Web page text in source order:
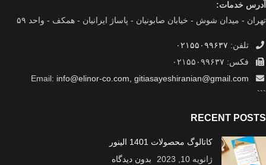
آدرس خدمات:
تهران - میدان شوش - خیابان صابونیان - پاساژ ایرانیان - همکف - واحد ۵۹
تلفن: ۰۲۱۵۵۰۹۹۶۳۷
فکس: ۰۲۱۵۵۰۹۹۶۳۷
info@elinor-co.com, gitiasayeshiranian@gmail.com
```
RECENT POSTS
کاتالوگ محصولات 1401 الینور
ژانویه 10, 2023
بدون دیدگاه